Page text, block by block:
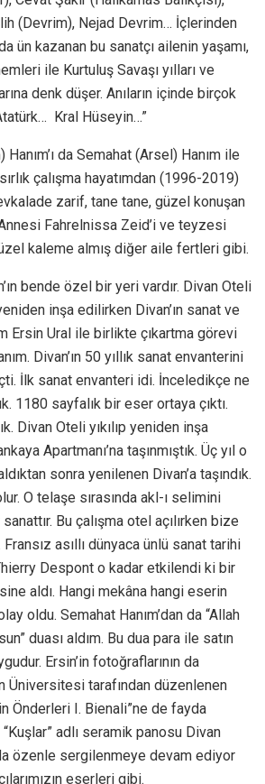
(Devrim), Nejad Devrim… İçlerinden
ün kazanan bu sanatçı ailenin yaşamı,
ile Kurtuluş Savaşı yılları ve
denk düşer. Anıların içinde birçok
Kral Hüseyin…”
da Semahat (Arsel) Hanım ile
çalışma hayatımdan (1996-2019)
zarif, tane tane, güzel konuşan
Fahrelnissa Zeid’i ve teyzesi
kaleme almış diğer aile fertleri gibi.
bende özel bir yeri vardır. Divan Oteli
inşa edilirken Divan’ın sanat ve
Ersin Ural ile birlikte çıkartma görevi
Divan’ın 50 yıllık sanat envanterini
İlk sanat envanteri idi. İnceledikçe ne
1180 sayfalık bir eser ortaya çıktı.
Divan Oteli yıkılıp yeniden inşa
Apartmanı’na taşınmıştık. Üç yıl o
sonra yenilenen Divan’a taşındık.
O telaşe sırasında akl-ı selimini
Bu çalışma otel açılırken bize
asıllı dünyaca ünlü sanat tarihi
Despont o kadar etkilendi ki bir
aldı. Hangi mekâna hangi eserin
oldu. Semahat Hanım’dan da “Allah
duası aldım. Bu dua para ile satın
Ersin’in fotoğraflarının da
Üniversitesi tarafından düzenlenen
Önderleri I. Bienali”ne de fayda
“Kuşlar” adlı seramik panosu Divan
özenle sergilenmeye devam ediyor
eserleri gibi.